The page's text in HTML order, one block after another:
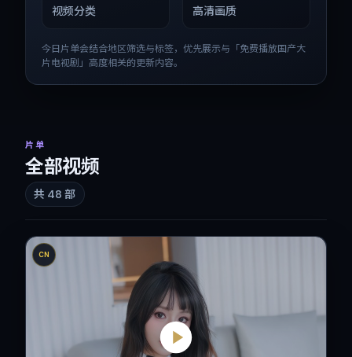
视频分类 高清画质
今日片单会结合地区筛选与标签，优先展示与「免费播放国产大
片电视剧 」高度相关的更新内容。
片单
全部视频
共 48 部
CN